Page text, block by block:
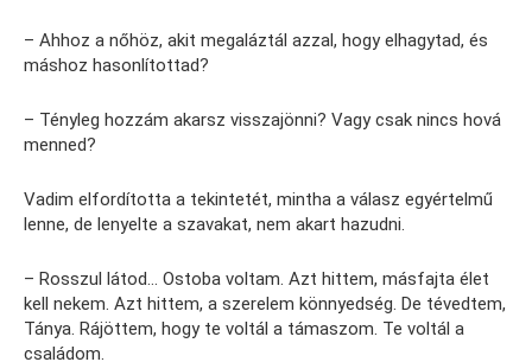
– Ahhoz a nőhöz, akit megaláztál azzal, hogy elhagytad, és
máshoz hasonlítottad?
– Tényleg hozzám akarsz visszajönni? Vagy csak nincs hová
menned?
Vadim elfordította a tekintetét, mintha a válasz egyértelmű
lenne, de lenyelte a szavakat, nem akart hazudni.
– Rosszul látod… Ostoba voltam. Azt hittem, másfajta élet
kell nekem. Azt hittem, a szerelem könnyedség. De tévedtem,
Tánya. Rájöttem, hogy te voltál a támaszom. Te voltál a
családom.